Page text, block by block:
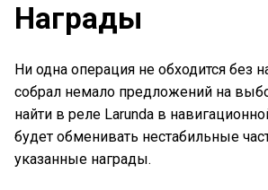
Награды
Ни одна операция не обходится без
собрал немало предложений на
найти в реле Larunda в
будет обменивать нестабильные
указанные награды.